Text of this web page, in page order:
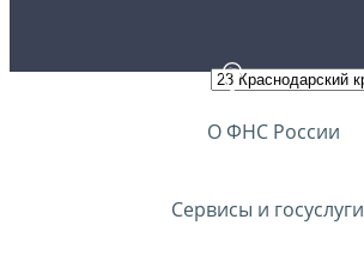
О ФНС России
Сервисы и госуслуги